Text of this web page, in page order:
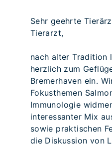
Sehr geehrte
Tierarzt,
nach alter Tradition
herzlich zum
Bremerhaven ein.
Fokusthemen
Immunologie
interessanter Mix
sowie praktischen
die Diskussion von